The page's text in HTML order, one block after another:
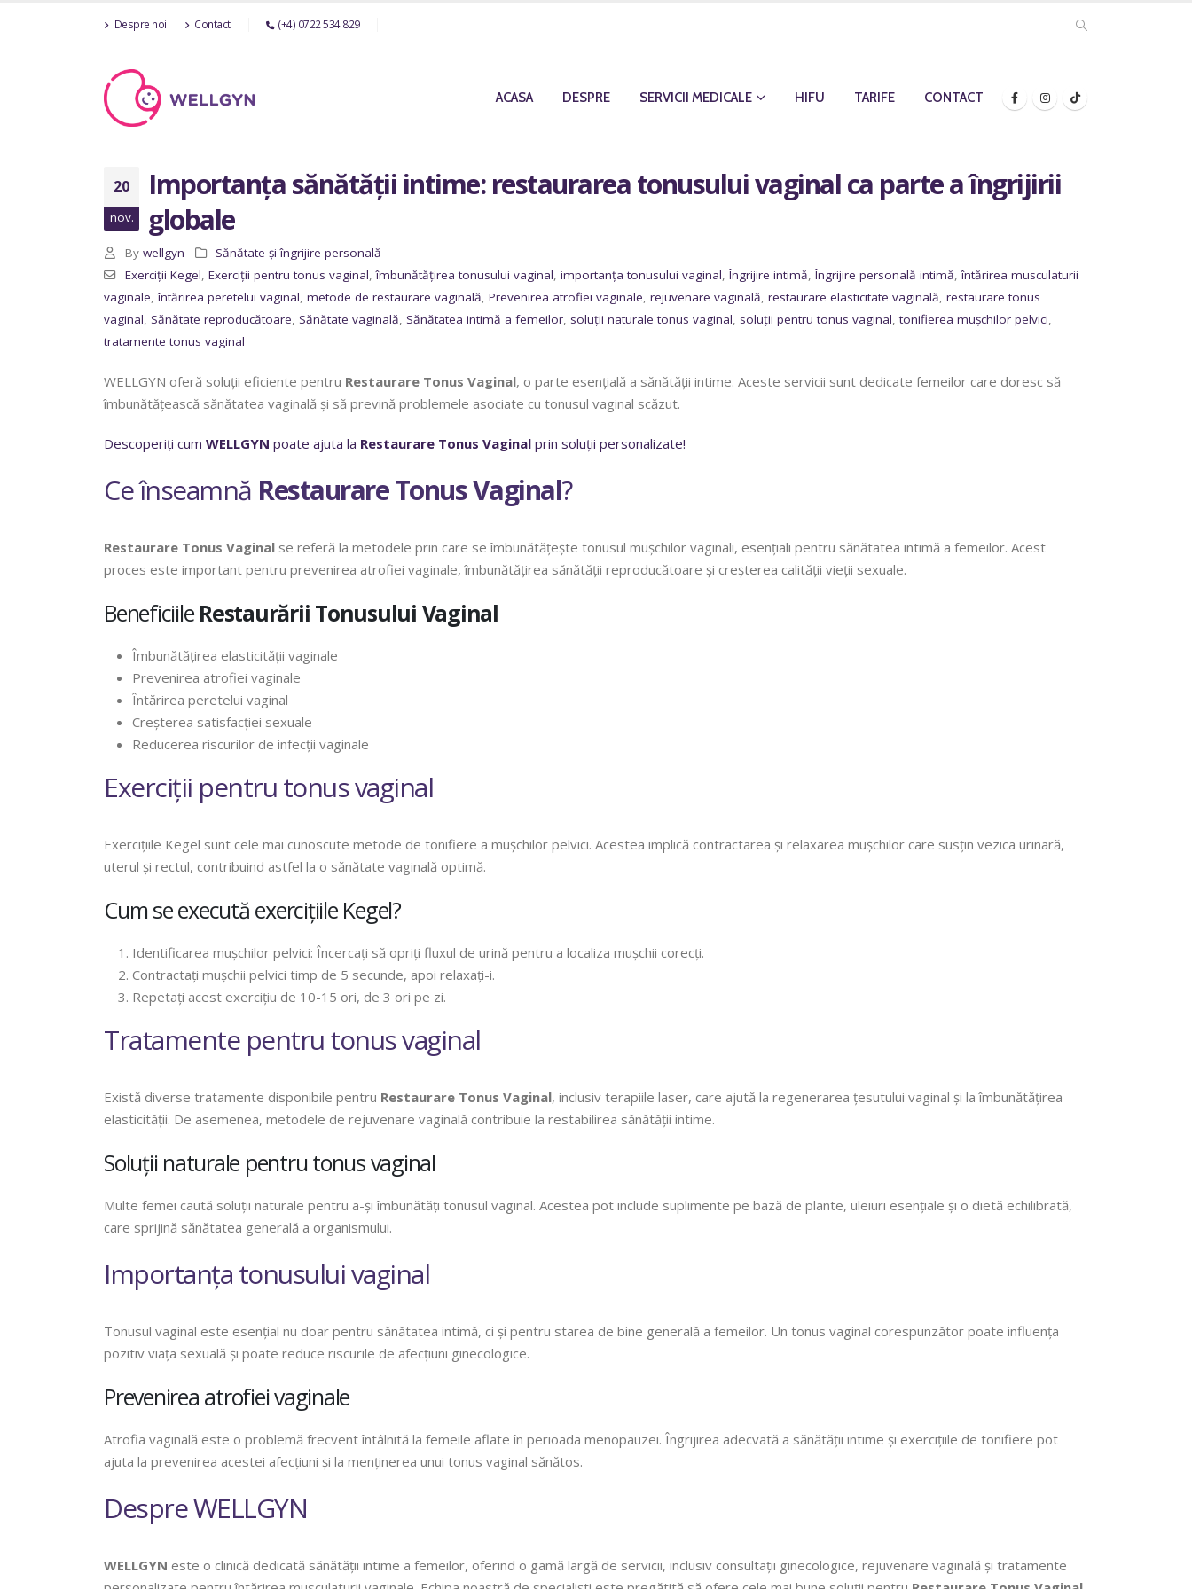
Despre noi Contact (+4) 0722 534 829
ACASA DESPRE SERVICII MEDICALE HIFU TARIFE CONTACT
20
nov.
Importanța sănătății intime: restaurarea tonusului vaginal ca parte a îngrijirii
globale
By wellgyn
Sănătate și îngrijire personală
Exerciții Kegel, Exerciții pentru tonus vaginal,îmbunătățirea tonusului vaginal, importanța tonusului vaginal,Îngrijire intimă,Îngrijire personală intimă,întărirea musculaturii
vaginale,întărirea peretelui vaginal, metode de restaurare vaginală, Prevenirea atrofiei vaginale, rejuvenare vaginală, restaurare elasticitate vaginală, restaurare tonus
vaginal, Sănătate reproducătoare, Sănătate vaginală, Sănătatea intimă a femeilor, soluții naturale tonus vaginal, soluții pentru tonus vaginal, tonifierea mușchilor pelvici,
tratamente tonus vaginal
WELLGYN oferă soluții eficiente pentru Restaurare Tonus Vaginal, o parte esențială a sănătății intime. Aceste servicii sunt dedicate femeilor care doresc să
îmbunătățească sănătatea vaginală și să prevină problemele asociate cu tonusul vaginal scăzut.
Descoperiți cum WELLGYN poate ajuta la Restaurare Tonus Vaginal prin soluții personalizate!
Ce înseamnă Restaurare Tonus Vaginal?
Restaurare Tonus Vaginal se referă la metodele prin care se îmbunătățește tonusul mușchilor vaginali, esențiali pentru sănătatea intimă a femeilor. Acest
proces este important pentru prevenirea atrofiei vaginale, îmbunătățirea sănătății reproducătoare și creșterea calității vieții sexuale.
Beneficiile Restaurării Tonusului Vaginal
Îmbunătățirea elasticității vaginale
Prevenirea atrofiei vaginale
Întărirea peretelui vaginal
Creșterea satisfacției sexuale
Reducerea riscurilor de infecții vaginale
Exerciții pentru tonus vaginal
Exercițiile Kegel sunt cele mai cunoscute metode de tonifiere a mușchilor pelvici. Acestea implică contractarea și relaxarea mușchilor care susțin vezica urinară,
uterul și rectul, contribuind astfel la o sănătate vaginală optimă.
Cum se execută exercițiile Kegel?
Identificarea mușchilor pelvici: Încercați să opriți fluxul de urină pentru a localiza mușchii corecți.
Contractați mușchii pelvici timp de 5 secunde, apoi relaxați-i.
Repetați acest exercițiu de 10-15 ori, de 3 ori pe zi.
Tratamente pentru tonus vaginal
Există diverse tratamente disponibile pentru Restaurare Tonus Vaginal, inclusiv terapiile laser, care ajută la regenerarea țesutului vaginal și la îmbunătățirea
elasticității. De asemenea, metodele de rejuvenare vaginală contribuie la restabilirea sănătății intime.
Soluții naturale pentru tonus vaginal
Multe femei caută soluții naturale pentru a-și îmbunătăți tonusul vaginal. Acestea pot include suplimente pe bază de plante, uleiuri esențiale și o dietă echilibrată,
care sprijină sănătatea generală a organismului.
Importanța tonusului vaginal
Tonusul vaginal este esențial nu doar pentru sănătatea intimă, ci și pentru starea de bine generală a femeilor. Un tonus vaginal corespunzător poate influența
pozitiv viața sexuală și poate reduce riscurile de afecțiuni ginecologice.
Prevenirea atrofiei vaginale
Atrofia vaginală este o problemă frecvent întâlnită la femeile aflate în perioada menopauzei. Îngrijirea adecvată a sănătății intime și exercițiile de tonifiere pot
ajuta la prevenirea acestei afecțiuni și la menținerea unui tonus vaginal sănătos.
Despre WELLGYN
WELLGYN este o clinică dedicată sănătății intime a femeilor, oferind o gamă largă de servicii, inclusiv consultații ginecologice, rejuvenare vaginală și tratamente